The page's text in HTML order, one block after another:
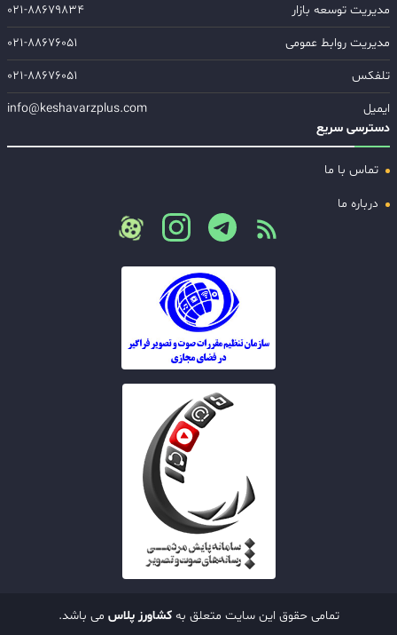
مدیریت توسعه بازار
۰۲۱-۸۸۶۷۹۸۳۴
مدیریت روابط عمومی
۰۲۱-۸۸۶۷۶۰۵۱
تلفکس
۰۲۱-۸۸۶۷۶۰۵۱
ایمیل
info@keshavarzplus.com
دسترسی سریع
تماس با ما
درباره ما
تمامی حقوق این سایت متعلق بهکشاورز پلاس می باشد.